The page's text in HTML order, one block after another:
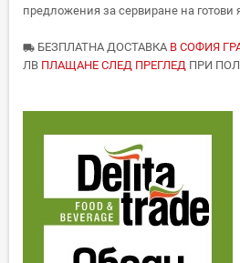
предложения за сервиране на готови
local_shipping БЕЗПЛАТНА ДОСТАВКА В СОФИЯ
ЛВ ПЛАЩАНЕ СЛЕД ПРЕГЛЕД ПРИ